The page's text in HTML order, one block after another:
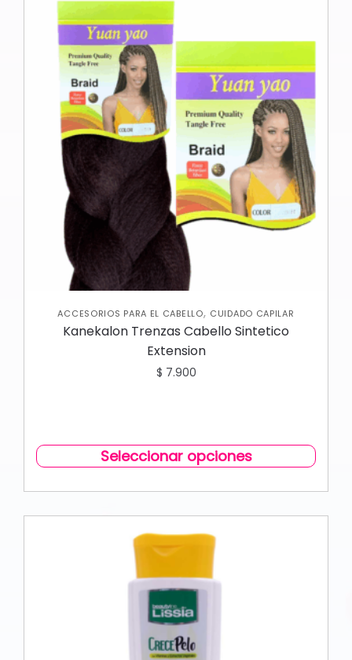
ACCESORIOS PARA EL CABELLO, CUIDADO CAPILAR
Kanekalon Trenzas Cabello Sintetico
Extension
$ 7.900
Seleccionar opciones